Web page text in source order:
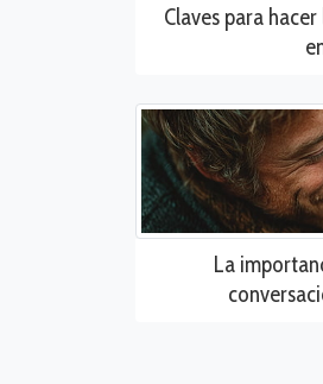
Claves para
La